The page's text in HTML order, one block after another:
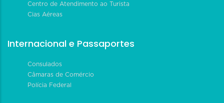
Centro de Atendimento ao Turista
Cias Aéreas
Internacional e Passaportes
Consulados
Câmaras de Comércio
Polícia Federal